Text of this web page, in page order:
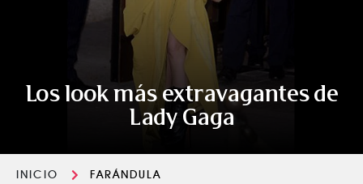
Los look más extravagantes de
Lady Gaga
INICIO
FARÁNDULA